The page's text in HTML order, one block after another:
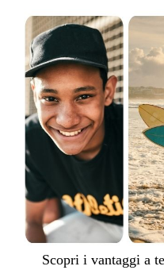
Scopri i vantaggi a